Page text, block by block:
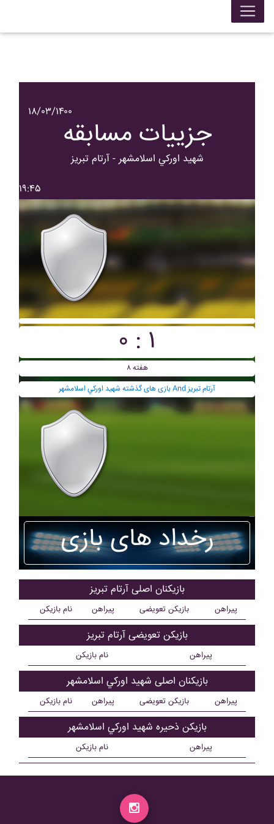
۱۸/۰۳/۱۴۰۰
جزییات مسابقه
شهيد اورکي اسلامشهر - آرتام تبريز
۱۹:۴۵
۰ : ۱
هفته ۸
بازی های گذشته شهيد اورکي اسلامشهر And آرتام تبريز
رخداد های بازی
بازیکنان اصلی آرتام تبريز
نام بازیکن پیراهن بازیکن تعویضی پیراهن
بازیکن تعویضی آرتام تبريز
نام بازیکن پیراهن
بازیکنان اصلی شهيد اورکي اسلامشهر
نام بازیکن پیراهن بازیکن تعویضی پیراهن
بازیکن ذحیره شهيد اورکي اسلامشهر
نام بازیکن پیراهن